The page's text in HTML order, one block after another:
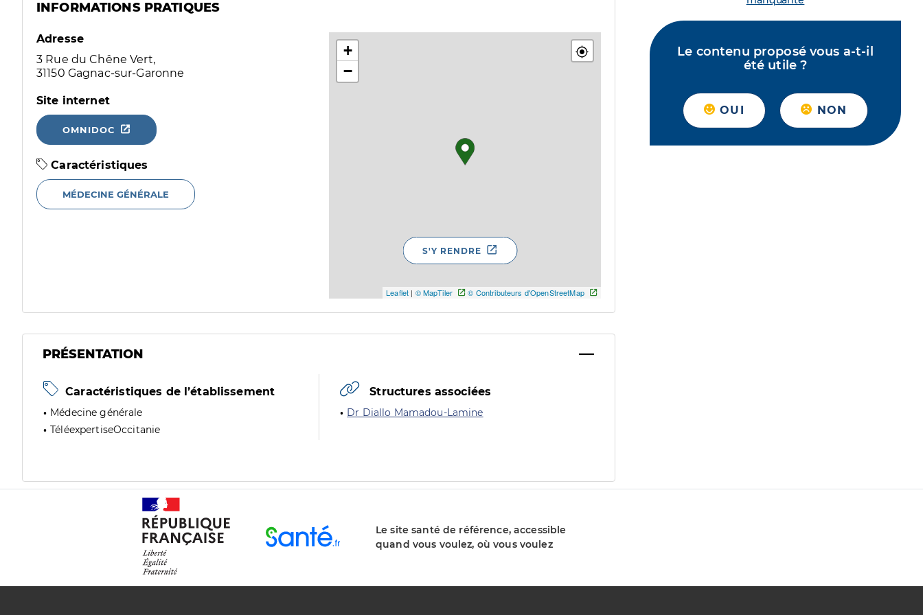
INFORMATIONS PRATIQUES
Adresse
3 Rue du Chêne Vert,
31150 Gagnac-sur-Garonne
Site internet
OMNIDOC
Caractéristiques
MÉDECINE GÉNÉRALE
+
−
Leaflet | © MapTiler © Contributeurs d'OpenStreetMap
S'Y RENDRE
PRÉSENTATION
Caractéristiques de l’établissement
Médecine générale
TéléexpertiseOccitanie
Structures associées
Dr Diallo Mamadou-Lamine
Le contenu proposé vous a-t-il
été utile ?
OUI NON
Le site santé de référence, accessible
quand vous voulez, où vous voulez